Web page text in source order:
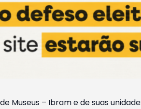
Museus – Ibram e de suas